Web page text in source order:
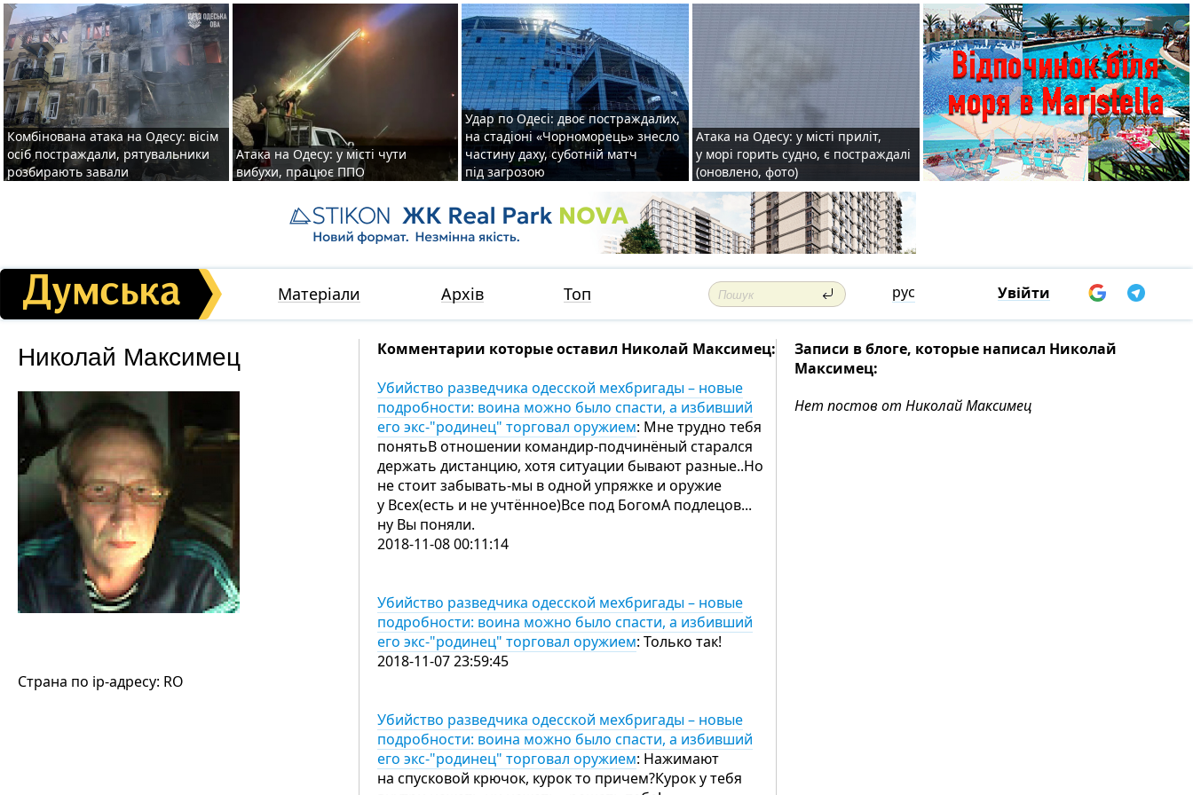
Комбінована атака на Одесу: вісім
осіб постраждали, рятувальники
розбирають завали
Атака на Одесу: у місті чути
вибухи, працює ППО
Удар по Одесі: двоє постраждалих,
на стадіоні «Чорноморець» знесло
частину даху, суботній матч
під загрозою
Атака на Одесу: у місті приліт,
у морі горить судно, є постраждалі
(оновлено, фото)
Матеріали Архів Топ рус Увійти
Николай Максимец
Страна по ip-адресу: RO
Комментарии которые оставил Николай Максимец:
Убийство разведчика одесской мехбригады – новые
подробности: воина можно было спасти, а избивший
его экс-"родинец" торговал оружием: Мне трудно тебя
понятьВ отношении командир-подчинёный старался
держать дистанцию, хотя ситуации бывают разные..Но
не стоит забывать-мы в одной упряжке и оружие
у Всех(есть и не учтённое)Все под БогомА подлецов...
ну Вы поняли.
2018-11-08 00:11:14
Убийство разведчика одесской мехбригады – новые
подробности: воина можно было спасти, а избивший
его экс-"родинец" торговал оружием: Только так!
2018-11-07 23:59:45
Убийство разведчика одесской мехбригады – новые
подробности: воина можно было спасти, а избивший
его экс-"родинец" торговал оружием: Нажимают
на спусковой крючок, курок то причем?Курок у тебя
Записи в блоге, которые написал Николай
Максимец:
Нет постов от Николай Максимец